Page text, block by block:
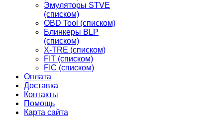
Эмуляторы STVE
(списком)
OBD Tool (списком)
Блинкеры BLP
(списком)
X-TRE (списком)
FIT (списком)
FIC (списком)
Оплата
Доставка
Контакты
Помощь
Карта сайта